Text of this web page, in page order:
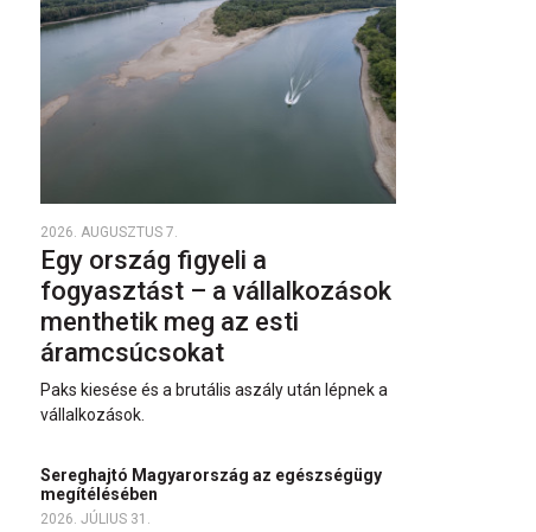
2026. AUGUSZTUS 7.
Egy ország figyeli a
fogyasztást – a vállalkozások
menthetik meg az esti
áramcsúcsokat
Paks kiesése és a brutális aszály után lépnek a
vállalkozások.
Sereghajtó Magyarország az egészségügy
megítélésében
2026. JÚLIUS 31.